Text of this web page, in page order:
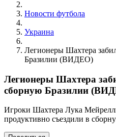
Новости футбола
Украина
Легионеры Шахтера
Бразилии (ВИДЕО)
Легионеры Шахтера
сборную Бразилии
Игроки Шахтера Лука
продуктивно съездили в